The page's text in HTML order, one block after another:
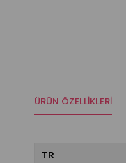
ÜRÜN ÖZELLIKLERI
TR